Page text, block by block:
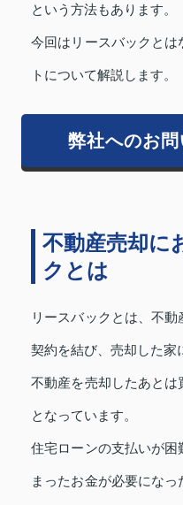
という方法もあります。
今回はリースバックとは
トについて解説します。
弊社へのお
不動産売却に
クとは
リースバックとは、不
契約を結び、売却した家
不動産を売却したあと
となっています。
住宅ローンの支払いが困
まったお金が必要にな